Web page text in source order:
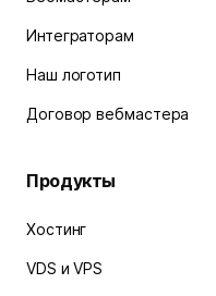
Интеграторам
Наш логотип
Договор вебмастера
Продукты
Хостинг
VDS и VPS